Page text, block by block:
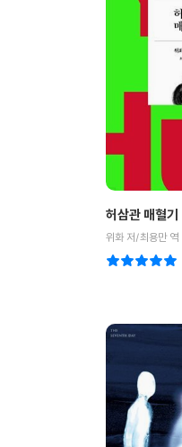
허삼관 매혈기
위화 저/최용만 역